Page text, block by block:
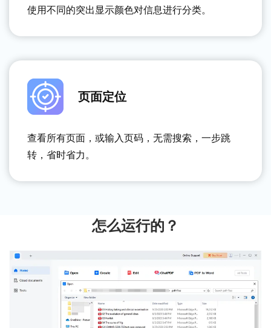
使用不同的突出显示颜色对信息进行分类。
页面定位
查看所有页面，或输入页码，无需搜索，一步跳
转，省时省力。
怎么运行的？